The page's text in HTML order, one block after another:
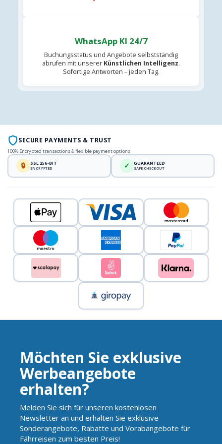
WhatsApp KI 24/7
Buchungsstatus und Angebote selbstständig
abrufen mit unserer Künstlichen Intelligenz.
Sofortige Antworten – jeden Tag.
SECURE PAYMENTS & TRUST
100% Encrypted transactions & flexible payment options
🔒 SSL 256-BIT
ENCRYPTED ✓ GUARANTEED
SAFE CHECKOUT
Möchten Sie exklusive
Werbeangebote
erhalten?
Melden Sie sich für unseren kostenlosen
Newsletter an und erhalten Sie exklusive
Sonderangebote, Rabatte und Vorabangebote für
Fährreisen zum besten Preis!